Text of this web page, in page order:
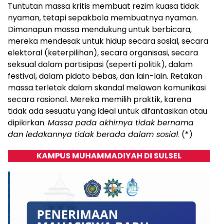
Tuntutan massa kritis membuat rezim kuasa tidak
nyaman, tetapi sepakbola membuatnya nyaman.
Dimanapun massa mendukung untuk berbicara,
mereka mendesak untuk hidup secara sosial, secara
elektoral (keterpilihan), secara organisasi, secara
seksual dalam partisipasi (seperti politik), dalam
festival, dalam pidato bebas, dan lain-lain. Retakan
massa terletak dalam skandal melawan komunikasi
secara rasional. Mereka memilih praktik, karena
tidak ada sesuatu yang ideal untuk difantasikan atau
dipikirkan. Massa pada akhirnya tidak bernama
dan ledakannya tidak berada dalam sosial. (*)
KAMPUS MUHAMMADIYAH DI SULSEL